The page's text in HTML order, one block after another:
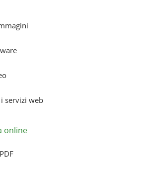
servizi web
online